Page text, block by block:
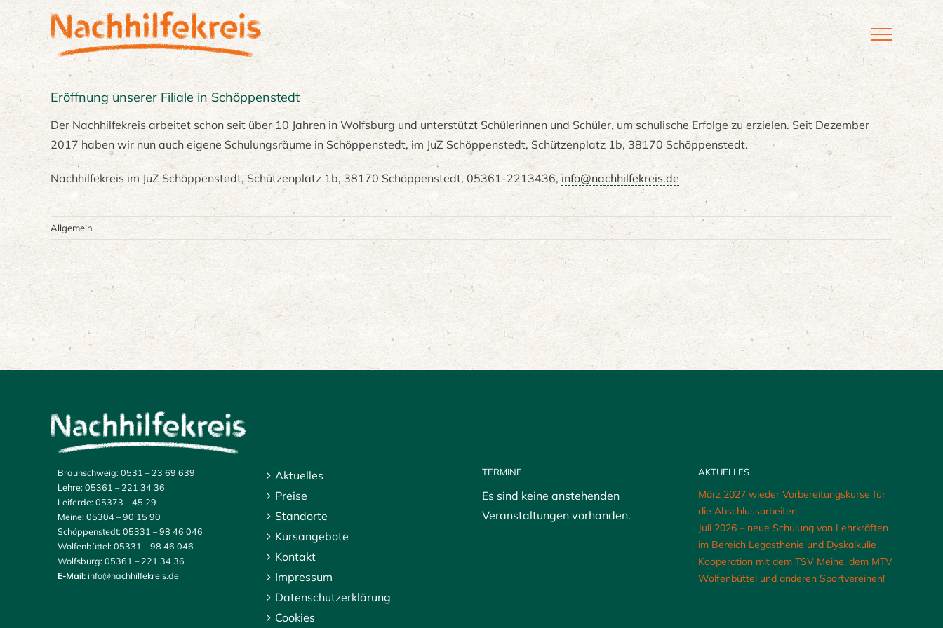
Skip
to
content
Eröffnung unserer Filiale in Schöppenstedt
Der Nachhilfekreis arbeitet schon seit über 10 Jahren in Wolfsburg und unterstützt Schülerinnen und Schüler, um schulische Erfolge zu erzielen. Seit Dezember
2017 haben wir nun auch eigene Schulungsräume in Schöppenstedt, im JuZ Schöppenstedt, Schützenplatz 1b, 38170 Schöppenstedt.
Nachhilfekreis im JuZ Schöppenstedt, Schützenplatz 1b, 38170 Schöppenstedt, 05361-2213436,info@nachhilfekreis.de
Allgemein
Braunschweig: 0531 – 23 69 639
Lehre: 05361 – 221 34 36
Leiferde: 05373 – 45 29
Meine: 05304 – 90 15 90
Schöppenstedt: 05331 – 98 46 046
Wolfenbüttel: 05331 – 98 46 046
Wolfsburg: 05361 – 221 34 36
E-Mail:info@nachhilfekreis.de
Aktuelles
Preise
Standorte
Kursangebote
Kontakt
Impressum
Datenschutzerklärung
Cookies
TERMINE
Es sind keine anstehenden
Veranstaltungen vorhanden.
AKTUELLES
März 2027 wieder Vorbereitungskurse für
die Abschlussarbeiten
Juli 2026 – neue Schulung von Lehrkräften
im Bereich Legasthenie und Dyskalkulie
Kooperation mit dem TSV Meine, dem MTV
Wolfenbüttel und anderen Sportvereinen!